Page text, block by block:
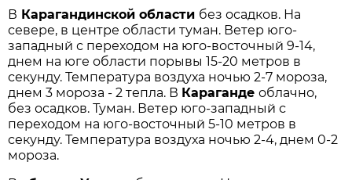
В Карагандинской области без осадков. На
севере, в центре области туман. Ветер юго-
западный с переходом на юго-восточный 9-14,
днем на юге области порывы 15-20 метров в
секунду. Температура воздуха ночью 2-7 мороза,
днем 3 мороза - 2 тепла. В Карагандеоблачно,
без осадков. Туман. Ветер юго-западный с
переходом на юго-восточный 5-10 метров в
секунду. Температура воздуха ночью 2-4, днем 0-2
мороза.